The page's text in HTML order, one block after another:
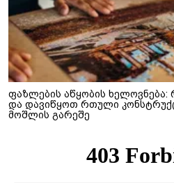
ფაზლების აწყობის
და დავიწყოთ რთული
მოშლის გარეშე